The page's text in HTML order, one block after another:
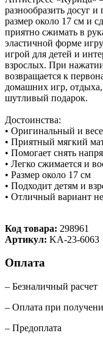
разнообразить досуг
размер около 17 см и
приятно сжимать в
эластичной форме
игрой для детей и
взрослых. При
возвращается к
домашних игр,
шутливый подарок.
Достоинства:
• Оригинальный и
• Приятный мягкий
• Помогает снять
• Легко сжимается и
• Размер около 17 см
• Подходит детям и
• Отличный вариант
Код товара: 298961
Артикул: KA-23-6063
Оплата
– Безналичный расчет
– Оплата при
– Предоплата